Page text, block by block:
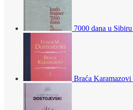
7000 dana u Sibiru
Braća Karamazovi